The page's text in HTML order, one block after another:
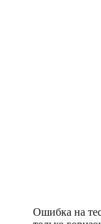
Ошибка на